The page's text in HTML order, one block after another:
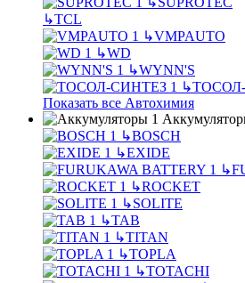
↳TCL
↳VMPAUTO
↳WD
↳WYNN'S
↳
Показать все Автохимия
↳BOSCH
↳EXIDE
↳
↳ROCKET
↳SOLITE
↳TAB
↳TITAN
↳TOPLA
↳TOTACHI